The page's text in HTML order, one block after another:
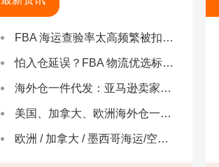
FBA 海运查验率太高频繁被扣货，如何选择低查验物流货代？
怕入仓延误？FBA 物流优选标准：自营仓 + 自有车队是核心硬指标
海外仓一件代发：亚马逊卖家合规履约与长效增长解决方案
美国、加拿大、欧洲海外仓一件代发
欧洲 / 加拿大 / 墨西哥海运/空运 | 多国海运一站式解决方案